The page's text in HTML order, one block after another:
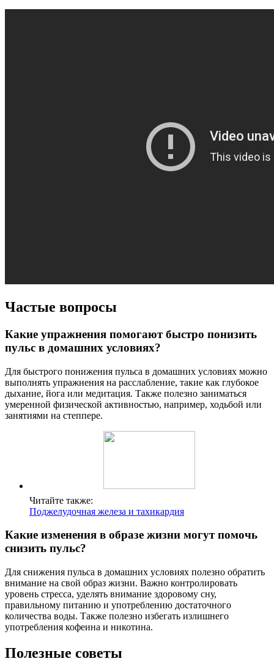
Частые вопросы
Какие упражнения помогают быстро понизить
пульс в домашних условиях?
Для быстрого понижения пульса в домашних условиях можно
выполнять упражнения на расслабление, такие как глубокое
дыхание, йога или медитация. Также полезно заниматься
умеренной физической активностью, например, ходьбой или
занятиями на степпере.
Читайте также:
Поджелудочная железа и тахикардия
Какие изменения в образе жизни могут помочь
снизить пульс?
Для снижения пульса в домашних условиях полезно обратить
внимание на свой образ жизни. Важно контролировать
уровень стресса, уделять внимание здоровому сну,
правильному питанию и употреблению достаточного
количества воды. Также полезно избегать излишнего
употребления кофеина и никотина.
Полезные советы